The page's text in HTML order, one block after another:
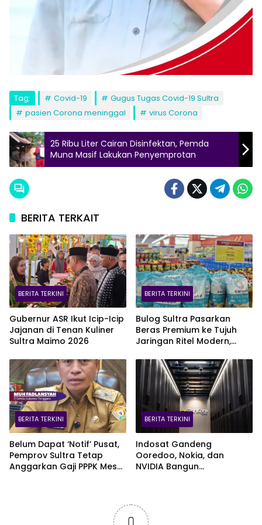
Tag: Covid-19
Gugus Tugas Covid-19 Sultra
pasien Corona meninggal
virus Corona
25 Ribu Liter Cairan Disinfektan, Pemda
Muna Masif Lakukan Penyemprotan
BERITA TERKAIT
BERITA TERKINI
Gubernur ASR Ikut Icip-Icip
Jajanan di Tenan Kuliner
Sultra Maimo 2026
BERITA TERKINI
Bulog Sultra Pasarkan
Beras Premium ke Tujuh
Jaringan Ritel Modern,
Diminati
BERITA TERKINI
Belum Dapat ‘Notif’ Pusat,
Pemprov Sultra Tetap
Anggarkan Gaji PPPK Meski
BERITA TERKINI
Indosat Gandeng
Ooredoo, Nokia, dan
NVIDIA Bangun